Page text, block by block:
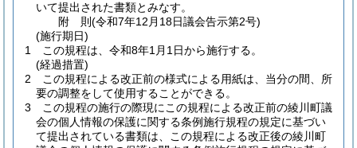
いて提出された書類とみなす。
附 則(令和7年12月18日議会告示第2号)
(施行期日)
1
この規程は、令和8年1月1日から施行する。
(経過措置)
2
この規程による改正前の様式による用紙は、当分の間、所
要の調整をして使用することができる。
3
この規程の施行の際現にこの規程による改正前の綾川町議
会の個人情報の保護に関する条例施行規程の規定に基づい
て提出されている書類は、この規程による改正後の綾川町